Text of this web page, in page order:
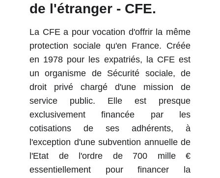
de l'étranger - CFE.
La CFE a pour vocation d'offrir la même
protection sociale qu'en France. Créée
en 1978 pour les expatriés, la CFE est
un organisme de Sécurité sociale, de
droit privé chargé d'une mission de
service public. Elle est presque
exclusivement financée par les
cotisations de ses adhérents, à
l'exception d'une subvention annuelle de
l'Etat de l'ordre de 700 mille €
essentiellement pour financer la